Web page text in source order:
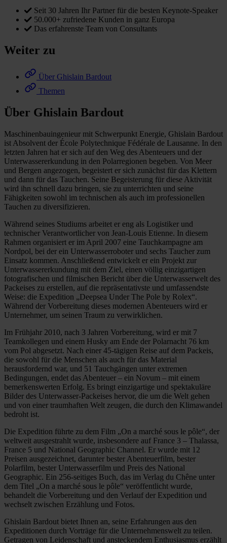
Seit 30 Jahren Ihr Partner für die besten Keynote-Speaker
50.000+ zufriedene Kunden in ganz Europa
Das erfahrenste Team von Consultants
Weiter zu
Über Ghislain Bardout
Themen
Über Ghislain Bardout
Maschinenbauingenieur mit Schwerpunkt Energie, Ghislain Bardout
ist Absolvent der École Polytechnique Fédérale de Lausanne. In den
letzten Jahren hat er sich auf den Weg des Abenteuers und der
Unterwassererkundung in den Polarregionen begeben. Von Meer
und Bergen angezogen, begeistert er sich zunächst für das Klettern
und dann für das Tauchen. Seine Begeisterung für diese Aktivität
wird ihn schnell dazu bringen, sie zu unterrichten und seine
Fähigkeiten sowohl im technischen als auch im professionellen
Tauchen zu diversifizieren.
Während seines Studiums arbeitet er eng als Logistiker und
technischer Verantwortlicher von Jean-Louis Etienne. In diesem
Rahmen organisiert er im April 2007 eine Tauchkampagne am
Nordpol, bei der ein Unterwasserroboter und sechs Taucher zum
Einsatz kommen. Anschließend entwickelt er ein Projekt zur
Unterwassererkundung mit dem Ziel, einen völlig einzigartigen
fotografischen und filmischen Bericht über die Unterwasserwelt des
Packeises zu erstellen, auf die repräsentativste und umfassendste
Weise: die Expedition „Deepsea Under The Pole by Rolex“.
Während der Vorbereitung dieses modernen Abenteuers wird er
Unternehmer, um seinen Traum zu verwirklichen.
Im Frühjahr 2010, nach 3 Jahren Vorbereitung, wird er mit 7
Teamkollegen und einem Husky am Ende der Polarnacht 76 km
vom Pol abgesetzt. Nach einer 45-tägigen Reise auf dem Packeis,
die sowohl für die Menschen als auch für das Material
herausfordernd war, und 51 Tauchgängen unter extremen
Bedingungen, endet das Abenteuer – ein Novum – mit einem
bemerkenswerten Erfolg. Es bringt einzigartige und spektakuläre
Bilder des Unterwasser-Packeises hervor, die um die Welt gehen
und von einer traumhaften Welt zeugen, die durch den Klimawandel
bedroht ist.
Die Expedition führte zu dem Film „On a marché sous le pôle“, der
weltweit ausgestrahlt wurde, insbesondere auf France 3 – Thalassa,
France 5 und National Geographic Channel. Er wurde mit 12
Preisen ausgezeichnet, darunter bester Abenteuerfilm, bester
Polarfilm, bester Unterwasserfilm und Preis des National
Geographic. Ein 256-seitiges Buch, das im Verlag du Chêne unter
dem Titel „On a marché sous le pôle“ veröffentlicht wurde,
behandelt die Vorbereitung und den Verlauf der Expedition und
wechselt zwischen Erzählung und Fotos.
Ghislain Bardout bietet Ihnen an, seine Erfahrungen aus den
Expeditionen durch Vorträge für die Unternehmenswelt zu teilen.
Getragen von Leidenschaft und ansteckendem Enthusiasmus erzählt